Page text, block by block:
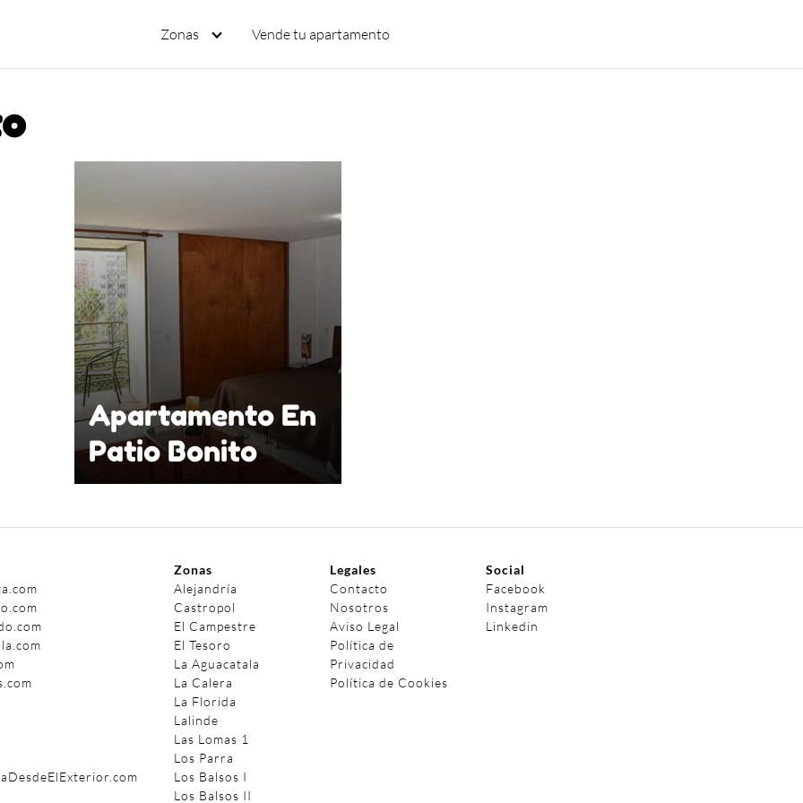
Zonas Vende tu apartamento
Apartamento En
Patio Bonito
Zonas
Alejandría
Castropol
El Campestre
El Tesoro
La Aguacatala
La Calera
La Florida
Lalinde
Las Lomas 1
Los Parra
Los Balsos I
Los Balsos II
Legales
Contacto
Nosotros
Aviso Legal
Política de
Privacidad
Política de Cookies
Social
Facebook
Instagram
Linkedin